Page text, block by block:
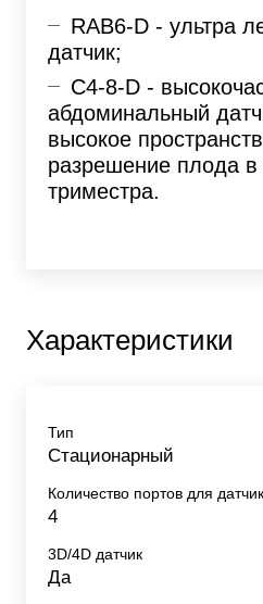
RAB6-D - ультра
датчик;
С4-8-D -
абдоминальный
высокое
разрешение плода в
триместра.
Характеристики
Тип
Стационарный
Количество портов для
4
3D/4D датчик
Да